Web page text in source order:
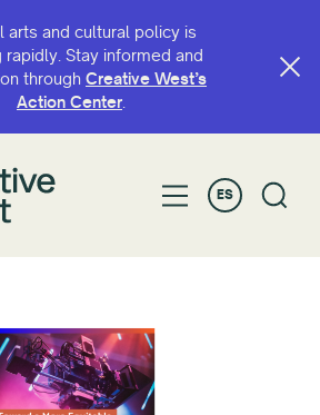
arts and cultural policy is
rapidly. Stay informed and
through Creative West’s
Action Center.
ES